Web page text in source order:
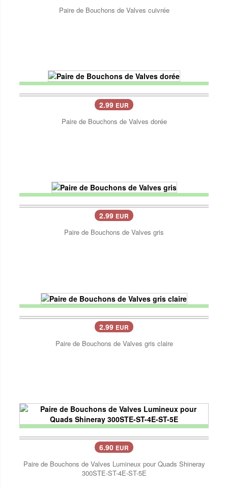
Paire de Bouchons de Valves cuivrée
2.99 EUR
Paire de Bouchons de Valves dorée
2.99 EUR
Paire de Bouchons de Valves gris
2.99 EUR
Paire de Bouchons de Valves gris claire
6.90 EUR
Paire de Bouchons de Valves Lumineux pour Quads Shineray
300STE-ST-4E-ST-5E